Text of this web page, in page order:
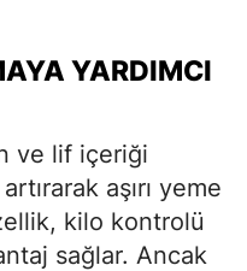
YARDIMCI
ve lif içeriği
aşırı yeme
kilo kontrolü
sağlar. Ancak